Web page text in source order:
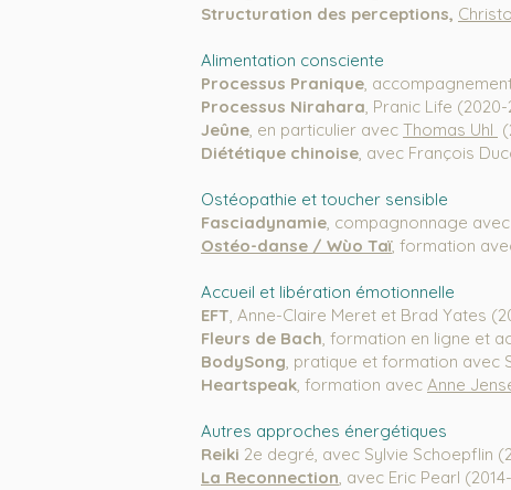
Structuration des perceptions,
Alimentation consciente
Processus Pranique,
Processus Nirahara, Pranic Life (2020-
Jeûne, en particulier avec Thomas Uhl
Diététique chinoise, avec François
Ostéopathie et toucher sensible
Fasciadynamie, compagnonnage avec
Ostéo-danse / Wùo Taï, formation
Accueil et libération émotionnelle
EFT, Anne-Claire Meret et Brad Yates
Fleurs de Bach, formation en ligne et
BodySong, pratique et formation avec
Heartspeak, formation avec Anne
Autres approches énergétiques
Reiki 2e degré, avec Sylvie Schoepflin
La Reconnection, avec Eric Pearl